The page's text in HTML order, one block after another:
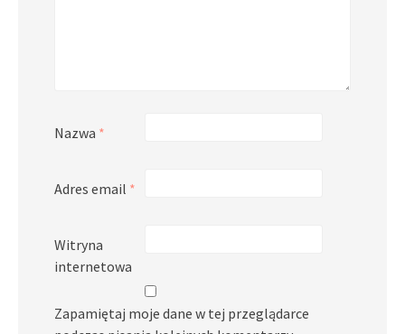
Nazwa *
Adres email *
Witryna
internetowa
Zapamiętaj moje dane w tej przeglądarce